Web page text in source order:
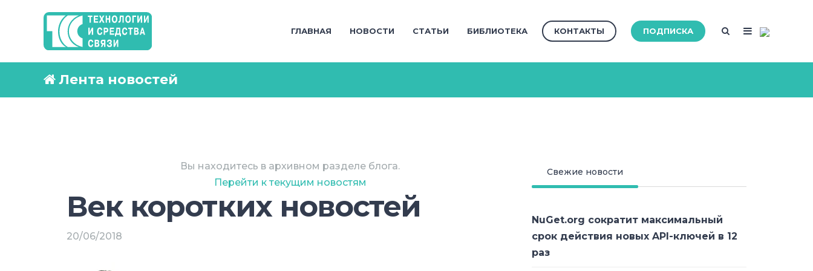
ГЛАВНАЯ НОВОСТИ СТАТЬИ БИБЛИОТЕКА КОНТАКТЫ ПОДПИСКА
Лента новостей
Вы находитесь в архивном разделе блога.
Перейти к текущим новостям
Век коротких новостей
20/06/2018
Свежие новости
NuGet.org сократит максимальный
срок действия новых API-ключей в 12
раз